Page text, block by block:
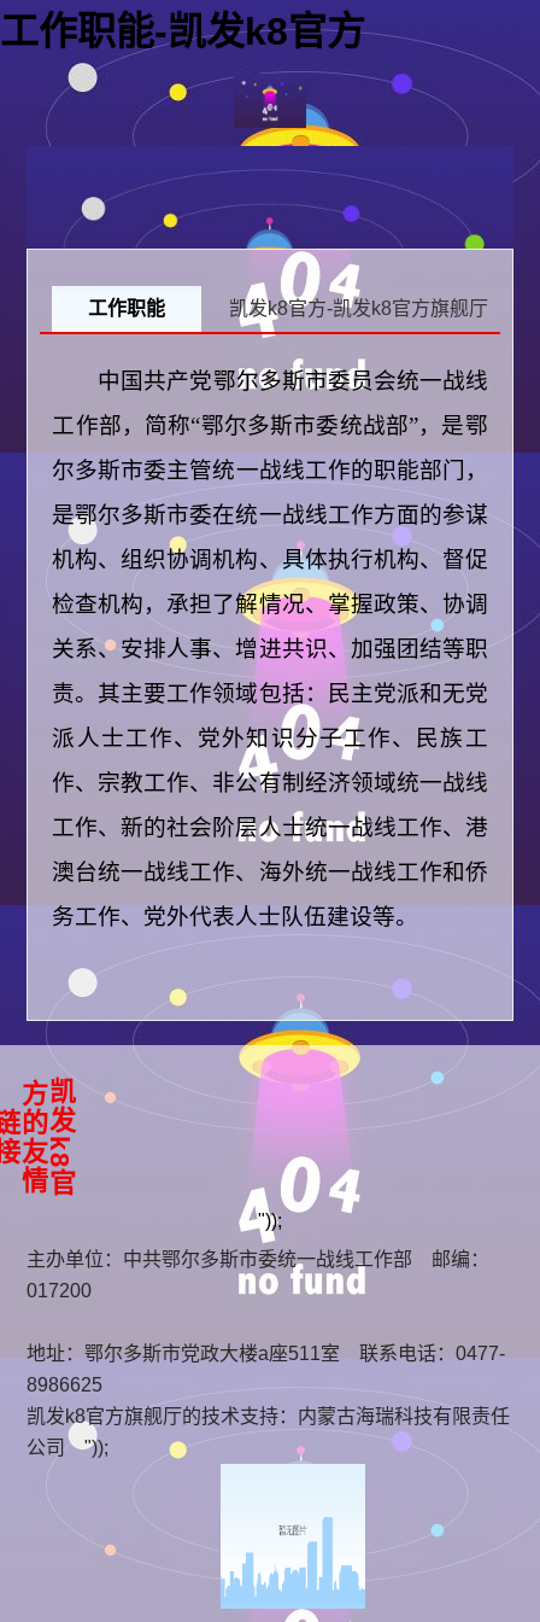
工作职能-凯发k8官方
工作职能 凯发k8官方-凯发k8官方旗舰厅
中国共产党鄂尔多斯市委员会统一战线
工作部，简称“鄂尔多斯市委统战部”，是鄂
尔多斯市委主管统一战线工作的职能部门，
是鄂尔多斯市委在统一战线工作方面的参谋
机构、组织协调机构、具体执行机构、督促
检查机构，承担了解情况、掌握政策、协调
关系、安排人事、增进共识、加强团结等职
责。其主要工作领域包括：民主党派和无党
派人士工作、党外知识分子工作、民族工
作、宗教工作、非公有制经济领域统一战线
工作、新的社会阶层人士统一战线工作、港
澳台统一战线工作、海外统一战线工作和侨
务工作、党外代表人士队伍建设等。
凯
k
8
官
方
友
情
"));
主办单位：中共鄂尔多斯市委统一战线工作部 邮编：
017200
地址：鄂尔多斯市党政大楼a座511室 联系电话：0477-
8986625
凯发k8官方旗舰厅的技术支持： 内蒙古海瑞科技有限责任
公司 "));